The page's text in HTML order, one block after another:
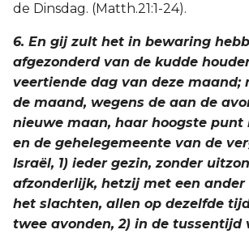
de Dinsdag. (Matth.21:1-24).
6. En gij zult het in bewaring
afgezonderd van de kudde
veertiende dag van deze maand;
de maand, wegens de aan de
nieuwe maan, haar hoogste punt
en de gehelegemeente van de
Israël, 1) ieder gezin, zonder
afzonderlijk, hetzij met een ander
het slachten, allen op dezelfde
twee avonden, 2) in de tussentijd